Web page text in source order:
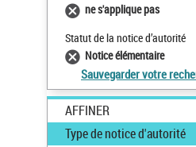
ne s'applique pas
Statut de la notice d’autorité
Notice élémentaire
Sauvegarder votre
AFFINER
Type de notice d'autorité